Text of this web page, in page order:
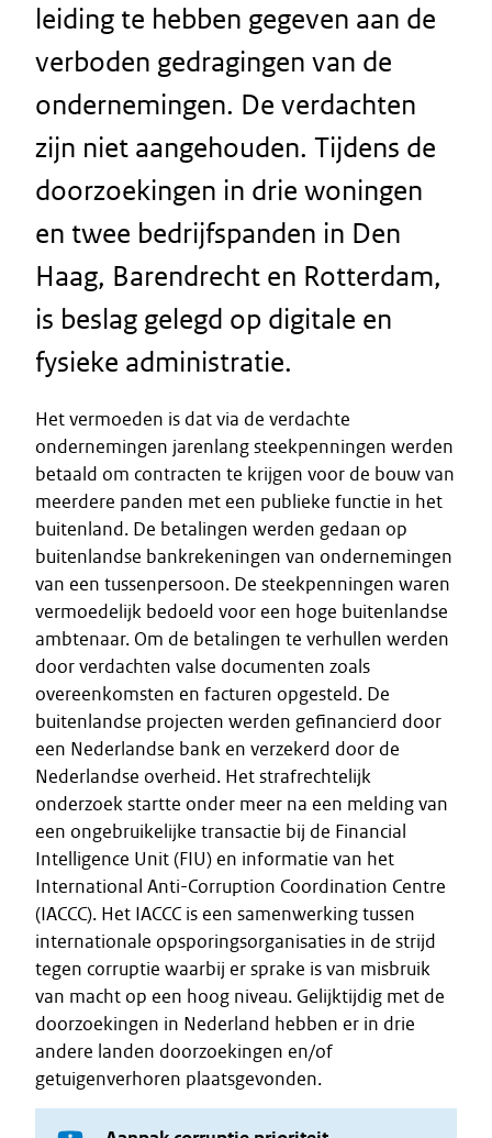
leiding te hebben gegeven aan de
verboden gedragingen van de
ondernemingen. De verdachten
zijn niet aangehouden. Tijdens de
doorzoekingen in drie woningen
en twee bedrijfspanden in Den
Haag, Barendrecht en Rotterdam,
is beslag gelegd op digitale en
fysieke administratie.
Het vermoeden is dat via de verdachte
ondernemingen jarenlang steekpenningen werden
betaald om contracten te krijgen voor de bouw van
meerdere panden met een publieke functie in het
buitenland. De betalingen werden gedaan op
buitenlandse bankrekeningen van ondernemingen
van een tussenpersoon. De steekpenningen waren
vermoedelijk bedoeld voor een hoge buitenlandse
ambtenaar. Om de betalingen te verhullen werden
door verdachten valse documenten zoals
overeenkomsten en facturen opgesteld. De
buitenlandse projecten werden gefinancierd door
een Nederlandse bank en verzekerd door de
Nederlandse overheid. Het strafrechtelijk
onderzoek startte onder meer na een melding van
een ongebruikelijke transactie bij de Financial
Intelligence Unit (FIU) en informatie van het
International Anti-Corruption Coordination Centre
(IACCC). Het IACCC is een samenwerking tussen
internationale opsporingsorganisaties in de strijd
tegen corruptie waarbij er sprake is van misbruik
van macht op een hoog niveau. Gelijktijdig met de
doorzoekingen in Nederland hebben er in drie
andere landen doorzoekingen en/of
getuigenverhoren plaatsgevonden.